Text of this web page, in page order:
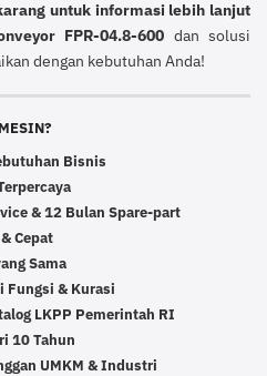
untuk informasi lebih lanjut
FPR-04.8-600 dan solusi
dengan kebutuhan Anda!
Bisnis
& 12 Bulan Spare-part
Cepat
Sama
Fungsi & Kurasi
LKPP Pemerintah RI
10 Tahun
UMKM & Industri